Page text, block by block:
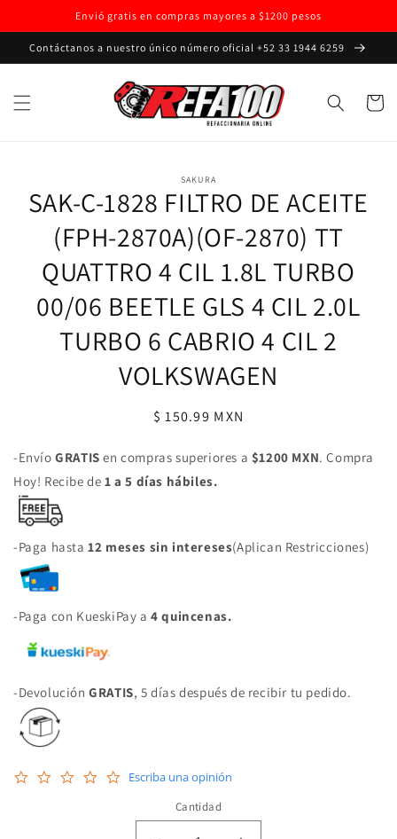
directamente
al contenido
Envió gratis en compras mayores a $1200 pesos
Contáctanos a nuestro único número oficial +52 33 1944 6259
Carrito
información
del producto
SAKURA
SAK-C-1828 FILTRO DE ACEITE
(FPH-2870A)(OF-2870) TT
QUATTRO 4 CIL 1.8L TURBO
00/06 BEETLE GLS 4 CIL 2.0L
TURBO 6 CABRIO 4 CIL 2
VOLKSWAGEN
Precio
$ 150.99 MXN
-EnvíoGRATIS en compras superiores a $1200 MXN. Compra
Hoy! Recibe de 1 a 5 días hábiles.
-Paga hasta12 meses sin intereses(Aplican Restricciones)
-Paga con KueskiPay a4 quincenas.
-DevoluciónGRATIS, 5 días después de recibir tu pedido.
0.0
Escriba una opinión
Cantidad